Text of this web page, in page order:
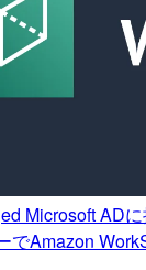
Microsoft AD
でAmazon